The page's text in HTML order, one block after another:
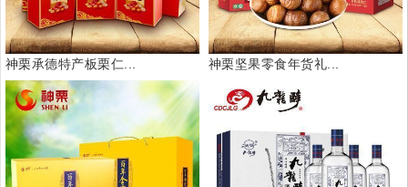
神栗承德特产板栗仁... 神栗坚果零食年货礼...